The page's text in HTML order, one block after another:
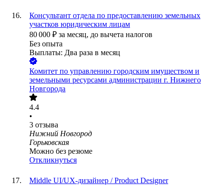
Консультант отдела по предоставлению земельных
участков юридическим лицам
80 000 ₽ за месяц, до вычета налогов
Без опыта
Выплаты: Два раза в месяц
Комитет по управлению городским имуществом и
земельными ресурсами администрации г. Нижнего
Новгорода
4.4
•
3 отзыва
Нижний Новгород
Горьковская
Можно без резюме
Откликнуться
Middle UI/UX-дизайнер / Product Designer